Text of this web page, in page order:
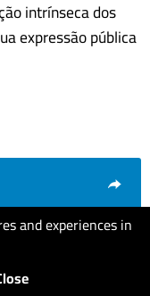
and experiences in
intrínseca dos
expressão pública